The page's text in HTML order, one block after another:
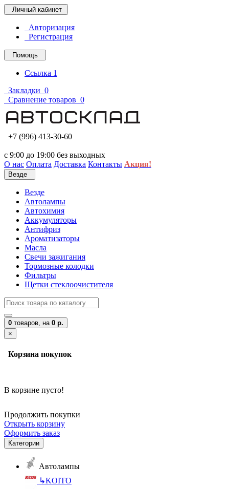
Личный кабинет
Авторизация
Регистрация
Помощь
Ссылка 1
Закладки 0
Сравнение товаров 0
+7 (996) 413-30-60
с 9:00 до 19:00 без выходных
О нас Оплата Доставка Контакты Акция!
Везде
Везде
Автолампы
Автохимия
Аккумуляторы
Антифриз
Ароматизаторы
Масла
Свечи зажигания
Тормозные колодки
Фильтры
Щетки стеклоочистителя
0 товаров, на 0 р.
×
Корзина покупок
В корзине пусто!
Продолжить покупки
Открыть корзину
Оформить заказ
Категории
Автолампы
↳KOITO